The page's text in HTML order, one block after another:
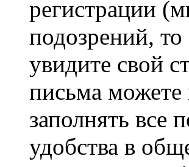
регистрации
подозрений,
увидите свой
письма
заполнять все
удобства в